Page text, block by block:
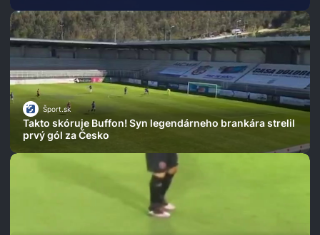
Šport.sk
Takto skóruje Buffon! Syn legendárneho brankára strelil
prvý gól za Česko